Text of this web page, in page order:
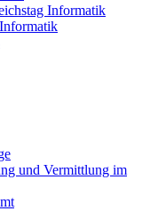
Informatik
und Vermittlung im